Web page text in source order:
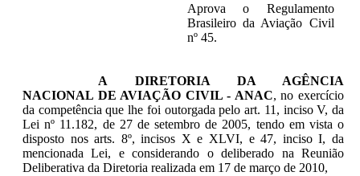
Aprova o Regulamento
Brasileiro da Aviação Civil
nº 45.
A
DIRETORIA DA AGÊNCIA
NACIONAL DE AVIAÇÃO CIVIL - ANAC, no exercício
da competência que lhe foi outorgada pelo art. 11, inciso V, da
Lei nº 11.182, de 27 de setembro de 2005, tendo em vista o
disposto nos arts. 8º, incisos X e XLVI, e 47, inciso I, da
mencionada Lei, e considerando o deliberado na Reunião
Deliberativa da Diretoria realizada em 17 de março de 2010,